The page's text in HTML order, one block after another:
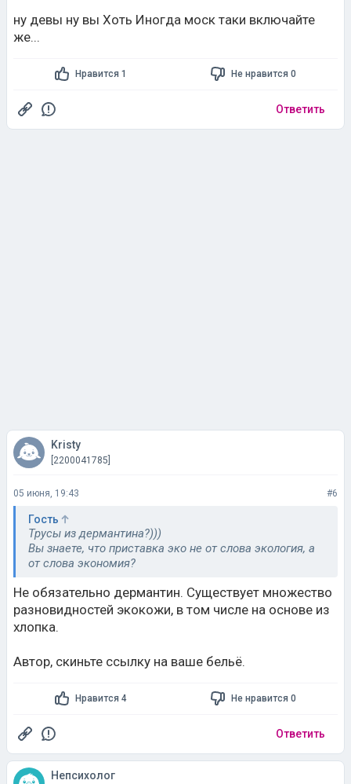
ну девы ну вы Хоть Иногда моск таки включайте
же...
Нравится 1 Не нравится 0
Ответить
Kristy
[2200041785]
05 июня, 19:43 #6
Гость
Трусы из дермантина?)))
Вы знаете, что приставка эко не от слова экология, а
от слова экономия?
Не обязательно дермантин. Существует множество
разновидностей экокожи, в том числе на основе из
хлопка.
Автор, скиньте ссылку на ваше бельё.
Нравится 4 Не нравится 0
Ответить
Непсихолог